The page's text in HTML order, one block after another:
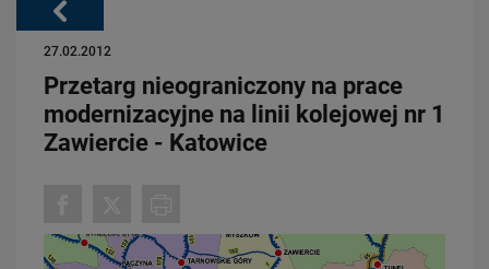
Powrót
27.02.2012
Przetarg nieograniczony na prace
modernizacyjne na linii kolejowej nr 1
Zawiercie - Katowice
PRZECZYTAJ